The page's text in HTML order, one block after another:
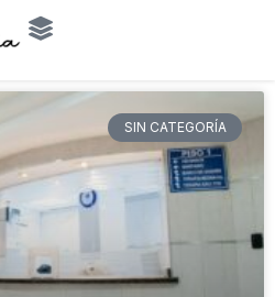
SIN CATEGORÍA